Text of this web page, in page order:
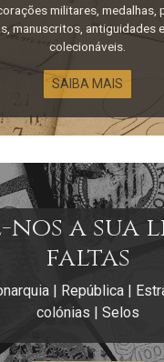
militares, medalhas,
manuscritos, antiguidades
colecionáveis.
SAIBA MAIS
nos a sua
faltas
| República |
colónias | Selos